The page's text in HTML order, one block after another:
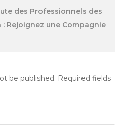
des Professionnels des
Rejoignez une Compagnie
be published. Required fields